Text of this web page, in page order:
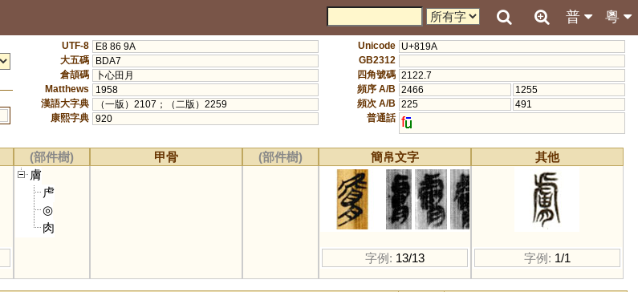
粵
普
UTF-8
E8 86 9A
大五碼
BDA7
倉頡碼
卜心田月
Matthews
1958
漢語大字典
（一版）2107；（二版）2259
康熙字典 920
Unicode U+819A
GB2312
四角號碼 2122.7
頻序 A/B 2466
1255
頻次 A/B 225
491
普通話 f
(部件樹)
膚
虍
◎
肉
甲骨 (部件樹) 簡帛文字
字例: 13/13
其他
字例: 1/1